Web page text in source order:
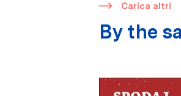
​ Carica altri
By the